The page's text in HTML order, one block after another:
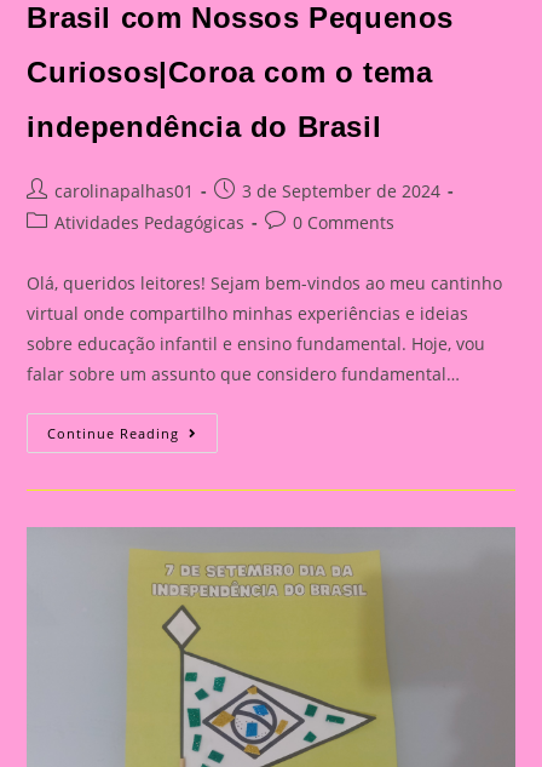
Brasil com Nossos Pequenos
Curiosos|Coroa com o tema
independência do Brasil
Post
author:
carolinapalhas01
Post
published:
3 de September de 2024
PostAtividades Pedagógicas
Post0 Comments
Olá, queridos leitores! Sejam bem-vindos ao meu cantinho
virtual onde compartilho minhas experiências e ideias
sobre educação infantil e ensino fundamental. Hoje, vou
falar sobre um assunto que considero fundamental…
Continue Reading Explorando
A
Do
Pequenos
Curiosos|Coroa
Com
O
Tema
Independência
Do
Brasil